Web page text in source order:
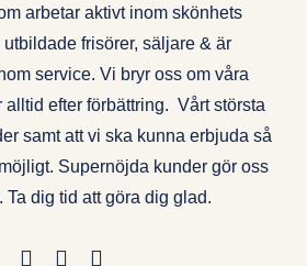
arbetar aktivt inom skönhets
utbildade frisörer, säljare & är
service. Vi bryr oss om våra
alltid efter förbättring. Vårt största
samt att vi ska kunna erbjuda så
Supernöjda kunder gör oss
Ta dig tid att göra dig glad.